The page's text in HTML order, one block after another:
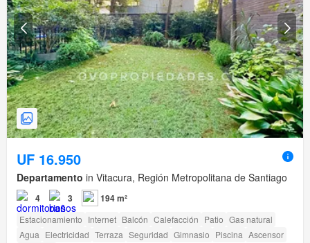
UF 16.950
Departamento in Vitacura, Región Metropolitana de Santiago
4 3 194 m²
Estacionamiento Internet Balcón Calefacción Patio Gas natural
Agua Electricidad Terraza Seguridad Gimnasio Piscina Ascensor